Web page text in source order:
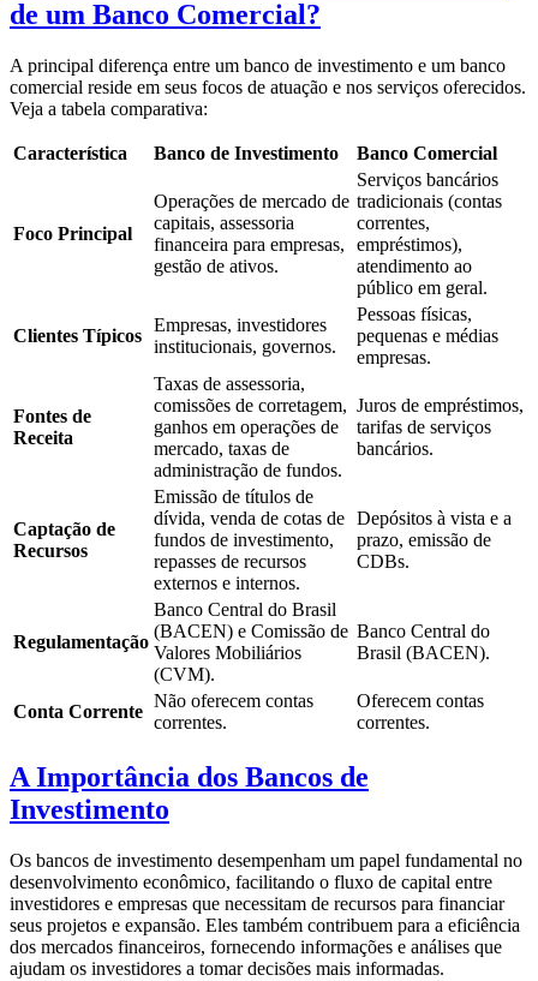
de um Banco Comercial?
A principal diferença entre um banco de investimento e um banco
comercial reside em seus focos de atuação e nos serviços oferecidos.
Veja a tabela comparativa:
Característica Banco de Investimento Banco Comercial
Foco Principal
Operações de mercado de
capitais, assessoria
financeira para empresas,
gestão de ativos.
Serviços bancários
tradicionais (contas
correntes,
empréstimos),
atendimento ao
público em geral.
Clientes Típicos
Empresas, investidores
institucionais, governos.
Pessoas físicas,
pequenas e médias
empresas.
Fontes de
Receita
Taxas de assessoria,
comissões de corretagem,
ganhos em operações de
mercado, taxas de
administração de fundos.
Juros de empréstimos,
tarifas de serviços
bancários.
Captação de
Recursos
Emissão de títulos de
dívida, venda de cotas de
fundos de investimento,
repasses de recursos
externos e internos.
Depósitos à vista e a
prazo, emissão de
CDBs.
Regulamentação
Banco Central do Brasil
(BACEN) e Comissão de
Valores Mobiliários
(CVM).
Banco Central do
Brasil (BACEN).
Conta Corrente
Não oferecem contas
correntes.
Oferecem contas
correntes.
A Importância dos Bancos de
Investimento
Os bancos de investimento desempenham um papel fundamental no
desenvolvimento econômico, facilitando o fluxo de capital entre
investidores e empresas que necessitam de recursos para financiar
seus projetos e expansão. Eles também contribuem para a eficiência
dos mercados financeiros, fornecendo informações e análises que
ajudam os investidores a tomar decisões mais informadas.